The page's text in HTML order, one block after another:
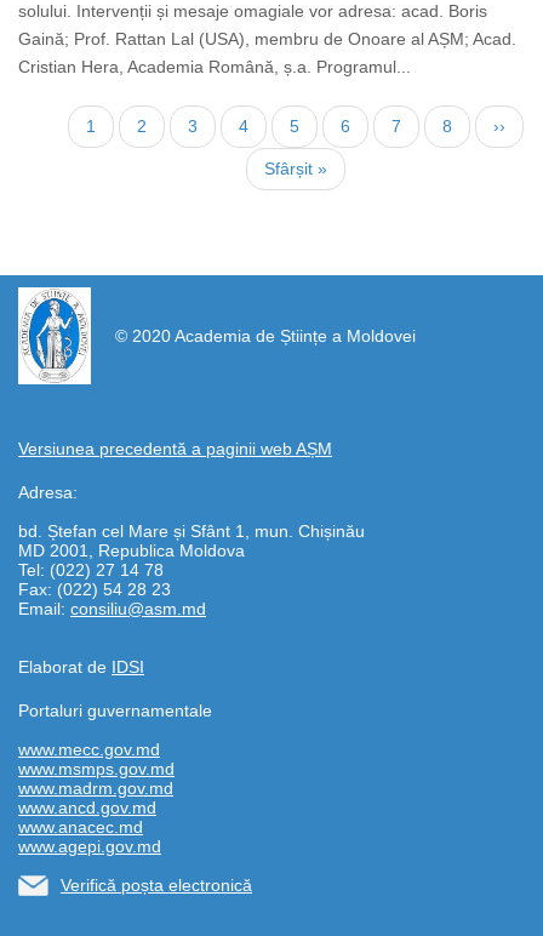
solului. Intervenții și mesaje omagiale vor adresa: acad. Boris
Gaină; Prof. Rattan Lal (USA), membru de Onoare al AȘM; Acad.
Cristian Hera, Academia Română, ș.a. Programul...
PaginarePagina
curentă
1 Page
2 Page
3 Page
4 Page
5 Page
6 Page
7 Page
8 ››
Ultima
pagină
Sfârșit »
© 2020 Academia de Științe a Moldovei
Versiunea precedentă a paginii web AȘM
Adresa:
bd. Ștefan cel Mare și Sfânt 1, mun. Chișinău
MD 2001, Republica Moldova
Tel: (022) 27 14 78
Fax: (022) 54 28 23
Email: consiliu@asm.md
Elaborat de IDSI
https://propletenie.ru/
Portaluri guvernamentale
www.mecc.gov.md
www.msmps.gov.md
www.madrm.gov.md
www.ancd.gov.md
www.anacec.md
www.agepi.gov.md
Verifică poșta electronică